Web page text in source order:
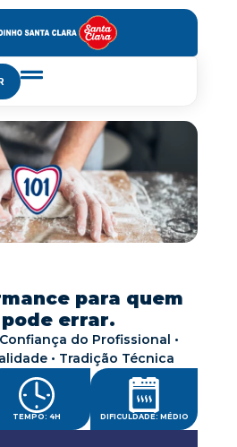
para quem
errar.
do Profissional •
• Tradição Técnica
TEMPO: 4H DIFICULDADE: MÉDIO